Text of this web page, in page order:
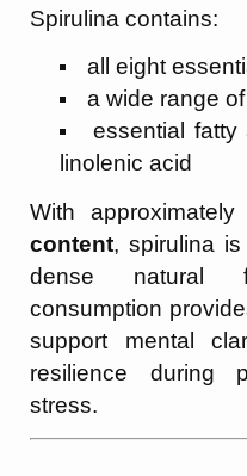
Spirulina contains:
all eight
a wide range
essential fatty
linolenic acid
With approximately
content, spirulina
dense natural
consumption
support mental
resilience during
stress.